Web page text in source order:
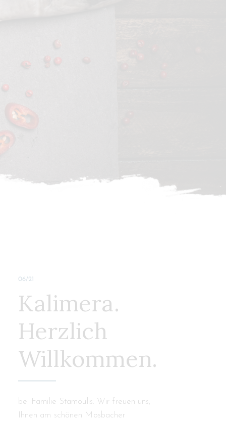
06/21
Kalimera.
Herzlich
Willkommen.
bei Familie Stamoulis. Wir freuen uns,
Ihnen am schönen Mosbacher